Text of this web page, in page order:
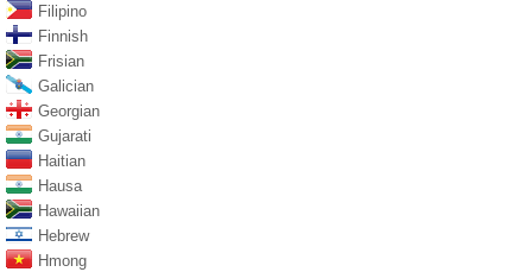
Filipino
Finnish
Frisian
Galician
Georgian
Gujarati
Haitian
Hausa
Hawaiian
Hebrew
Hmong